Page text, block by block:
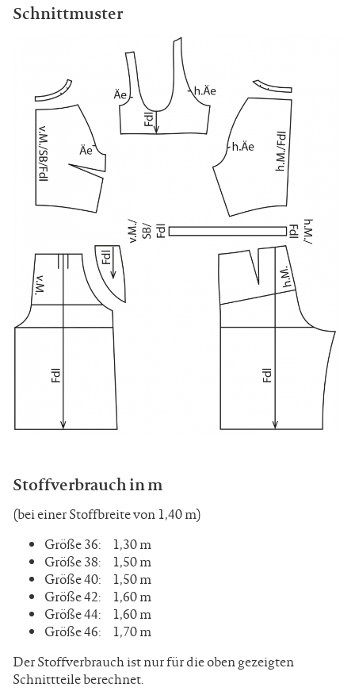
Schnittmuster
Stoffverbrauch in m
(bei einer Stoffbreite von 1,40 m)
Größe 36: 1,30 m
Größe 38: 1,50 m
Größe 40: 1,50 m
Größe 42: 1,60 m
Größe 44: 1,60 m
Größe 46: 1,70 m
Der Stoffverbrauch ist nur für die oben gezeigten
Schnittteile berechnet.